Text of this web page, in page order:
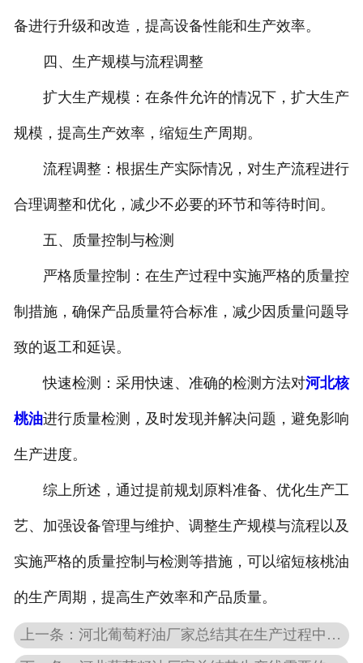
备进行升级和改造，提高设备性能和生产效率。
四、生产规模与流程调整
扩大生产规模：在条件允许的情况下，扩大生产
规模，提高生产效率，缩短生产周期。
流程调整：根据生产实际情况，对生产流程进行
合理调整和优化，减少不必要的环节和等待时间。
五、质量控制与检测
严格质量控制：在生产过程中实施严格的质量控
制措施，确保产品质量符合标准，减少因质量问题导
致的返工和延误。
快速检测：采用快速、准确的检测方法对河北核
桃油进行质量检测，及时发现并解决问题，避免影响
生产进度。
综上所述，通过提前规划原料准备、优化生产工
艺、加强设备管理与维护、调整生产规模与流程以及
实施严格的质量控制与检测等措施，可以缩短核桃油
的生产周期，提高生产效率和产品质量。
上一条：河北葡萄籽油厂家总结其在生产过程中的提取方法